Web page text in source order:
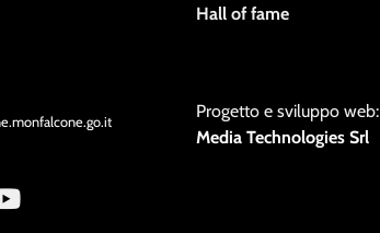
Hall of fame
Progetto e sviluppo web:
Media Technologies Srl